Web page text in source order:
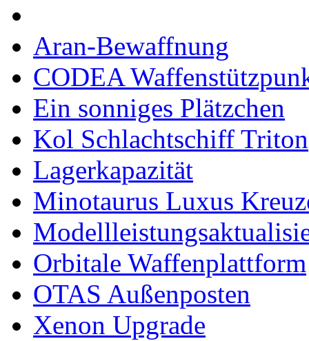
Aran-Bewaffnung
CODEA
Ein sonniges Plätzchen
Kol Schlachtschiff Triton
Lagerkapazität
Minotaurus Luxus
Orbitale Waffenplattform
OTAS Außenposten
Xenon Upgrade